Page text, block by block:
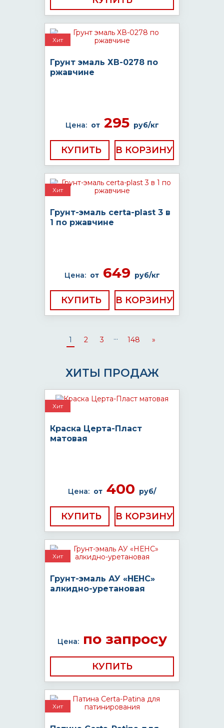
Хит
Грунт эмаль ХВ-0278 по
ржавчине
Цена: от295 руб/кг
КУПИТЬ
Хит
Грунт-эмаль certa-plast 3 в
1 по ржавчине
Цена: от649 руб/кг
КУПИТЬ
1 2 3 ... 148 »
ХИТЫ ПРОДАЖ
Хит
Краска Церта-Пласт
матовая
Цена: от 400 руб/
КУПИТЬ
Хит
Грунт-эмаль АУ «НЕНС»
алкидно-уретановая
Цена:по запросу
КУПИТЬ
Хит